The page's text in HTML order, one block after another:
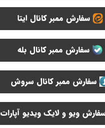
سفارش ممبر کانال ایتا
سفارش ممبر کانال بله
سفارش ممبر کانال سروش
ویو و لایک ویدیو آپارات